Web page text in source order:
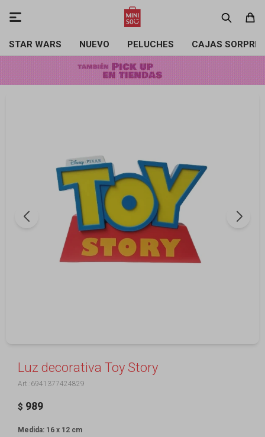
STAR WARS NUEVO PELUCHES CAJAS

Luz decorativa Toy Story
6941377424829
$ 989
Medida: 16 x 12 cm